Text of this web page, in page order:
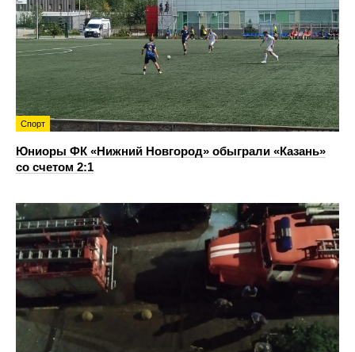
Спорт
Юниоры ФК «Нижний Новгород» обыграли «Казань»
со счетом 2:1